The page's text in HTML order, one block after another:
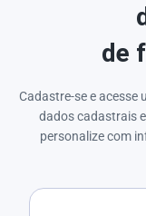
de
Cadastre-se e acesse
dados cadastrais
personalize com